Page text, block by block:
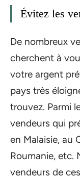
Évitez les
De nombreux
cherchent à
votre argent
pays très
trouvez. Parmi
vendeurs qui
en Malaisie, au
Roumanie, etc.
vendeurs de